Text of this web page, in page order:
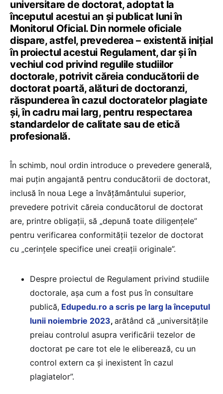
universitare de doctorat, adoptat la
începutul acestui an și publicat luni în
Monitorul Oficial. Din normele oficiale
dispare, astfel, prevederea – existentă inițial
în proiectul acestui Regulament, dar și în
vechiul cod privind regulile studiilor
doctorale, potrivit căreia conducătorii de
doctorat poartă, alături de doctoranzi,
răspunderea în cazul doctoratelor plagiate
și, în cadru mai larg, pentru respectarea
standardelor de calitate sau de etică
profesională.
În schimb, noul ordin introduce o prevedere generală,
mai puțin angajantă pentru conducătorii de doctorat,
inclusă în noua Lege a învățământului superior,
prevedere potrivit căreia conducătorul de doctorat
are, printre obligații, să „depună toate diligențele”
pentru verificarea conformității tezelor de doctorat
cu „cerințele specifice unei creații originale”.
Despre proiectul de Regulament privind studiile
doctorale, așa cum a fost pus în consultare
publică, Edupedu.ro a scris pe larg la începutul
lunii noiembrie 2023, arătând că „universitățile
preiau controlul asupra verificării tezelor de
doctorat pe care tot ele le eliberează, cu un
control extern ca și inexistent în cazul
plagiatelor”.